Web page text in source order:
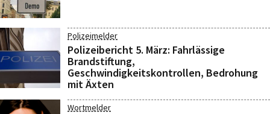
Polizeimelder
Polizeibericht 5. März: Fahrlässige
Brandstiftung,
Geschwindigkeitskontrollen, Bedrohung
mit Äxten
Wortmelder